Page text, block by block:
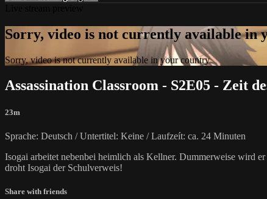
Sorry, video is not currently available in
Sorry, video is not currently available in your country
Assassination Classroom - S2E05 - Zeit
23m
Sprache: Deutsch / Untertitel: Keine / Laufzeít: ca. 24 Minuten
Isogai arbeitet nebenbei heimlich als Kellner. Dummerweise wird
droht Isogai der Schulverweis!
Share with friends